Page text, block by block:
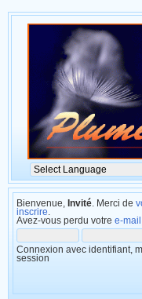
Bienvenue, Invité . Merci de
inscrire
Avez-vous perdu votre e-
Connexion avec identifiant,
session